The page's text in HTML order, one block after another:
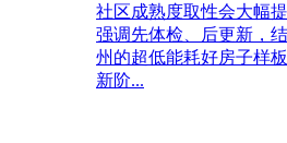
社区成熟度取性会大幅
强调先体检、后更新，
州的超低能耗好房子样
新阶...